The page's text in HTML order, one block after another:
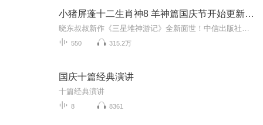
小猪屏蓬十二生肖神8 羊神篇国庆节开始更新啦！
550 315.2万
国庆十篇经典演讲
十篇经典演讲
8 8361